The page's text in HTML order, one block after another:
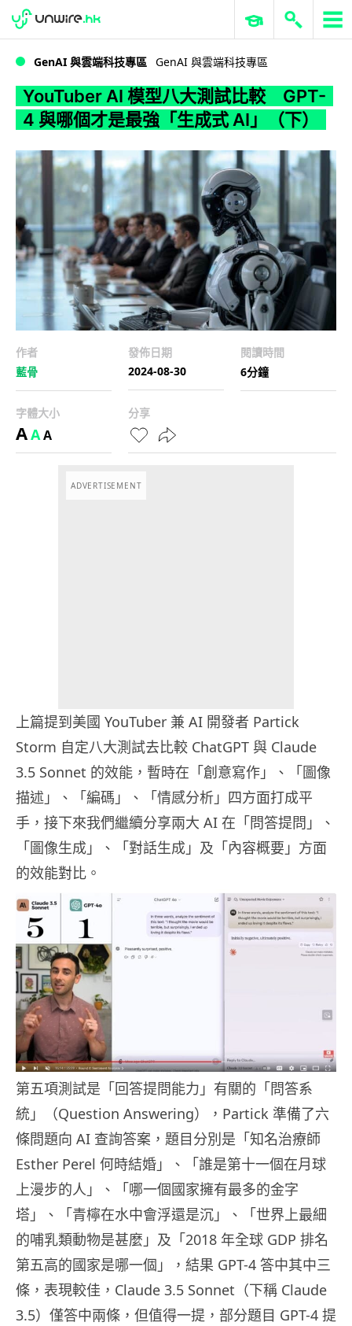
WWDC 2026 ERP 與商業 AI
GenAI 與雲端科技專區 GenAI 與雲端科技專區
YouTuber AI 模型八大測試比較 GPT-
4 與哪個才是最強「生成式 AI」（下）
作者
藍骨
發佈日期
2024-08-30
閱讀時間
6分鐘
字體大小
AAA
分享
ADVERTISEMENT
上篇提到美國 YouTuber 兼 AI 開發者 Partick
Storm 自定八大測試去比較 ChatGPT 與 Claude
3.5 Sonnet 的效能，暫時在「創意寫作」、「圖像
描述」、「編碼」、「情感分析」四方面打成平
手，接下來我們繼續分享兩大 AI 在「問答提問」、
「圖像生成」、「對話生成」及「內容概要」方面
的效能對比。
第五項測試是「回答提問能力」有關的「問答系
統」（Question Answering），Partick 準備了六
條問題向 AI 查詢答案，題目分別是「知名治療師
Esther Perel 何時結婚」、「誰是第十一個在月球
上漫步的人」、「哪一個國家擁有最多的金字
塔」、「青檸在水中會浮還是沉」、「世界上最細
的哺乳類動物是甚麼」及「2018 年全球 GDP 排名
第五高的國家是哪一個」，結果 GPT-4 答中其中三
條，表現較佳，Claude 3.5 Sonnet（下稱 Claude
3.5）僅答中兩條，但值得一提，部分題目 GPT-4 提